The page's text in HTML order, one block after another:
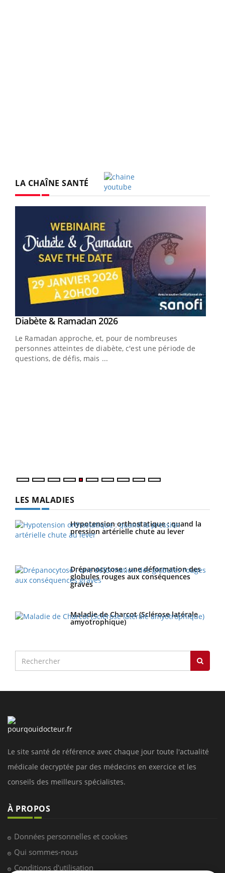
LA CHAÎNE SANTÉ
Youtube
Diabète & Ramadan 2026Youtube
Le Ramadan approche, et, pour de nombreuses
personnes atteintes de diabète, c'est une période de
questions, de défis, mais ...
LES MALADIES
Hypotension orthostatique : quand la
pression artérielle chute au lever
Drépanocytose : une déformation des
globules rouges aux conséquences
graves
Maladie de Charcot (Sclérose latérale
amyotrophique)
Le site santé de référence avec chaque jour toute l'actualité
médicale decryptée par des médecins en exercice et les
conseils des meilleurs spécialistes.
À PROPOS
Données personnelles et cookies
Qui sommes-nous
Conditions d'utilisation